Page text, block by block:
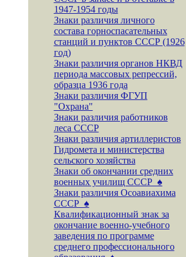
1947-1954 годы
Знаки различия личного
состава горноспасательных
станций и пунктов СССР (1926
год)
Знаки различия органов НКВД
периода массовых репрессий,
образца 1936 года
Знаки различия ФГУП
"Охрана"
Знаки различия работников
леса СССР
Знаки различия артиллеристов
Гидромета и министерства
сельского хозяйства
Знаки об окончании средних
военных училищ СССР ♠
Знаки различия Осоавиахима
СССР ♠
Квалификационный знак за
окончание военно-учебного
заведения по программе
среднего профессионального